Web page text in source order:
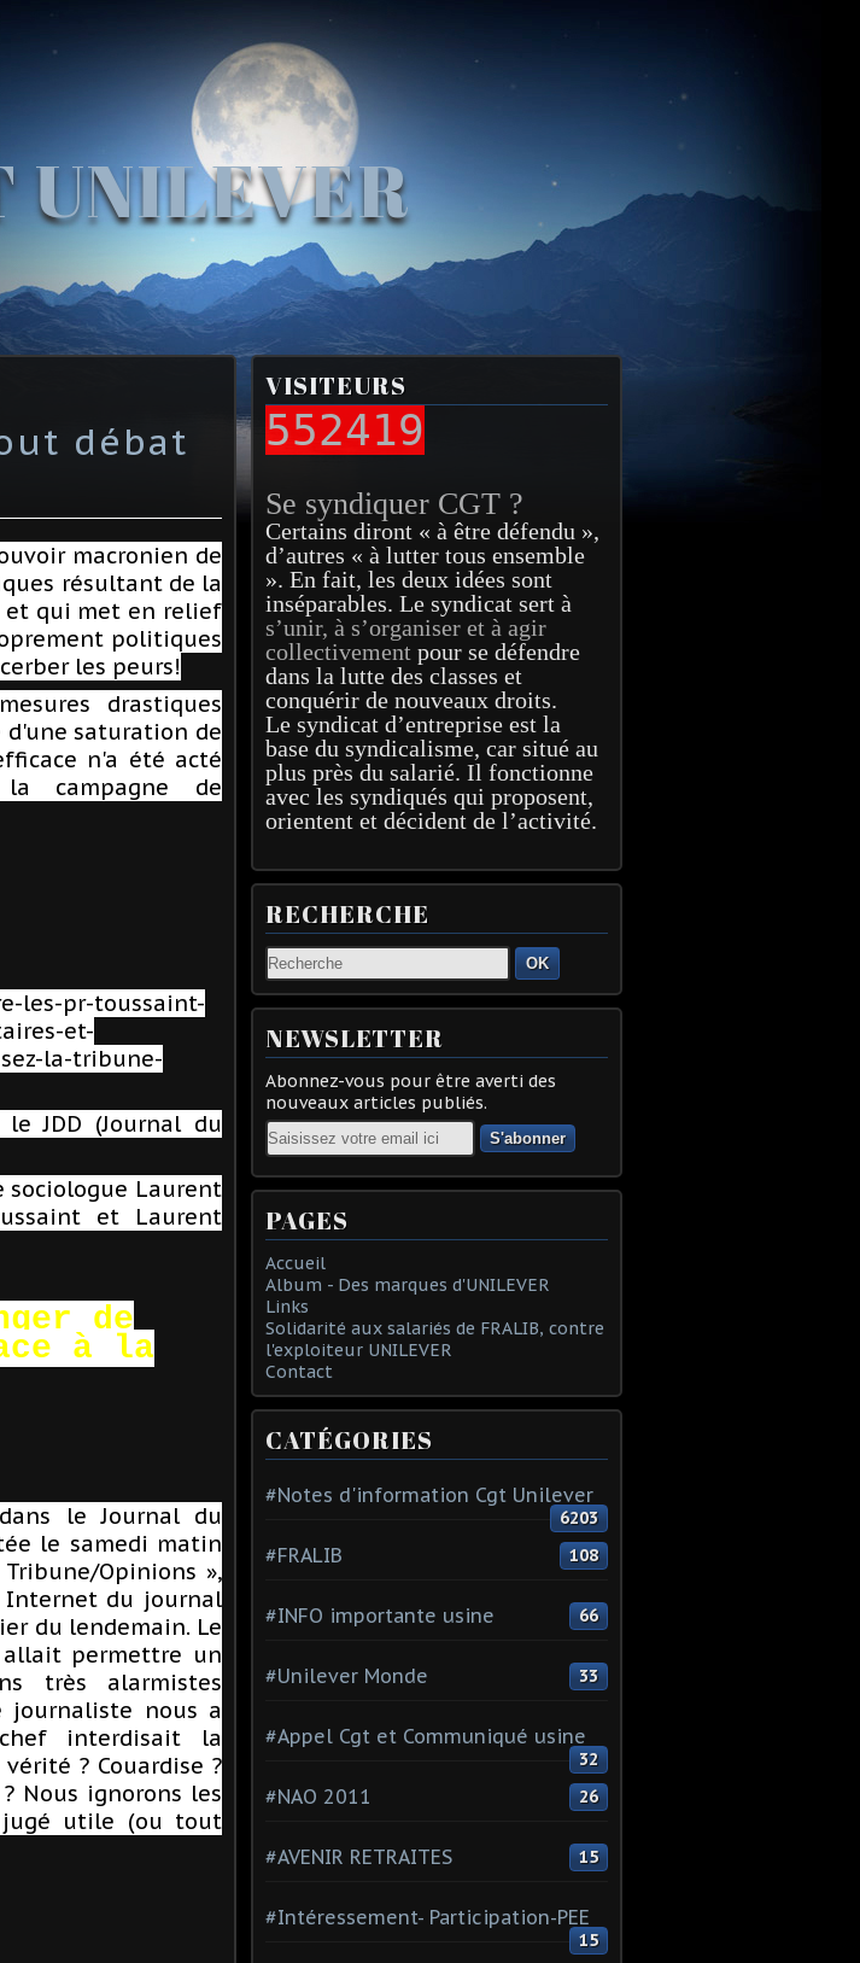
UNILEVER
débat
macronien de
résultant de la
et qui met en relief
politiques
les peurs!
drastiques
d'une saturation de
n'a été acté
campagne de
les-pr-toussaint-
et-
la-tribune-
JDD (Journal du
sociologue Laurent
et Laurent
de
à la
le Journal du
le samedi matin
Opinions »,
du journal
du lendemain. Le
permettre un
très alarmistes
journaliste nous a
interdisait la
? Couardise ?
Nous ignorons les
jugé utile (ou tout
VISITEURS
552419
Se syndiquer CGT ?
Certains diront « à être défendu »,
d’autres « à lutter tous ensemble
». En fait, les deux idées sont
inséparables. Le syndicat sert à
s’unir, à s’organiser et à agir
collectivement pour se défendre
dans la lutte des classes et
conquérir de nouveaux droits.
Le syndicat d’entreprise est la
base du syndicalisme, car situé au
plus près du salarié. Il fonctionne
avec les syndiqués qui proposent,
orientent et décident de l’activité.
RECHERCHE
OK
NEWSLETTER
Abonnez-vous pour être averti des
nouveaux articles publiés.
Email
PAGES
Accueil
Album - Des marques d'UNILEVER
Links
Solidarité aux salariés de FRALIB, contre
l'exploiteur UNILEVER
Contact
CATÉGORIES
#Notes d'information Cgt Unilever
6203
#FRALIB 108
#INFO importante usine 66
#Unilever Monde 33
#Appel Cgt et Communiqué usine
32
#NAO 2011 26
#AVENIR RETRAITES 15
#Intéressement- Participation-PEE
15